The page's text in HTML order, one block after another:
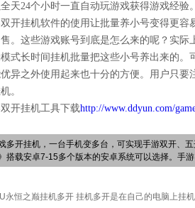
天24个小时一直自动玩游戏获得游戏经验。
开挂机软件的使用让批量养小号变得更
。这些游戏账号到底是怎么来的呢？实
式长时间挂机批量把这些小号养出来的
异之外使用起来也十分的方便。用户只
。
开挂机工具下载http://www.ddyun.com/
多开挂机，一台手机变多台，可实现手游双开、
搭载安卓7-15多个版本的安卓系统可以选择。手
永恒之巅挂机多开 挂机多开是在自己的电脑上挂